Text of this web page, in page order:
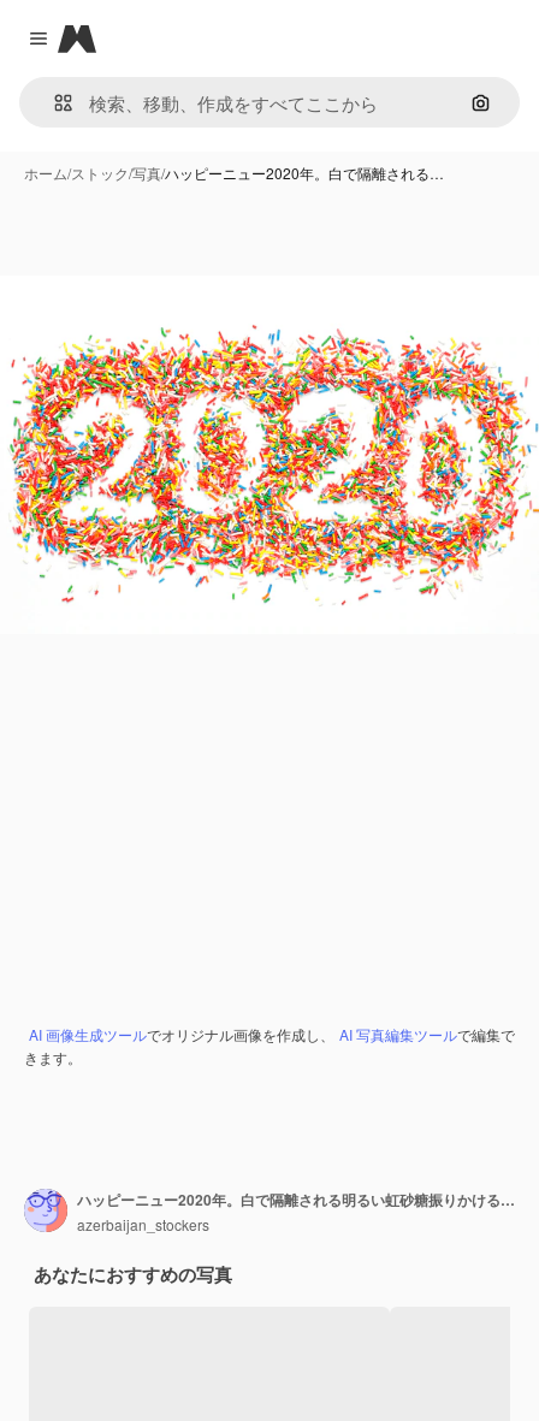
Close menu
Magnific
画像で
ホーム/ストック/写真/ハッピーニュー2020年。白で隔離される…
AI 画像生成ツールでオリジナル画像を作成し、 AI 写真編集ツールで編集で
きます。
ハッピーニュー2020年。白で隔離される明るい虹砂糖振りかけるとカラフルな数字の形
azerbaijan_stockers
あなたにおすすめの写真